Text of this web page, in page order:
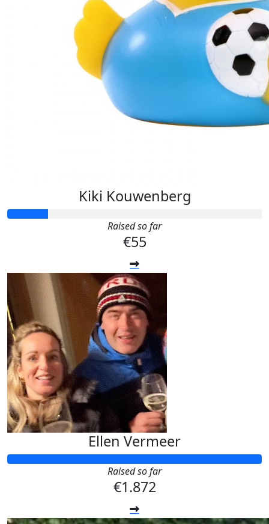
Kiki Kouwenberg
Raised so far
€55
Ellen Vermeer
Raised so far
€1.872